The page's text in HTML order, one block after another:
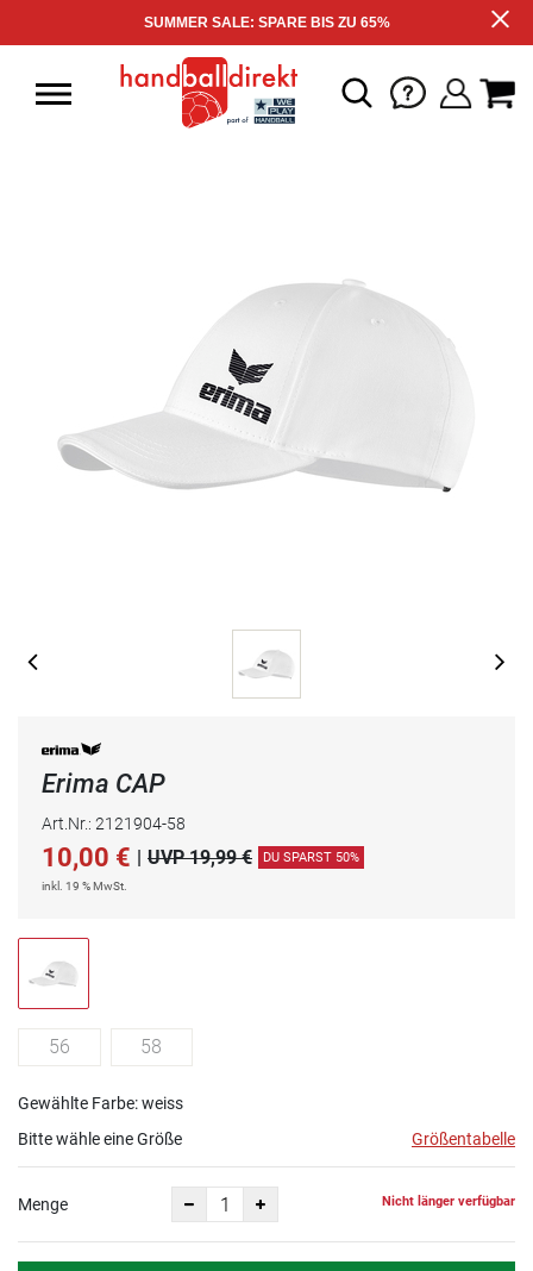
SUMMER SALE: SPARE BIS ZU 65%
Erima CAP
Art.Nr.: 2121904-58
10,00 € | UVP 19,99 € DU SPARST 50%
inkl. 19 % MwSt.
56 58
Gewählte Farbe: weiss
Bitte wähle eine Größe
Größentabelle
Menge Nicht länger verfügbar